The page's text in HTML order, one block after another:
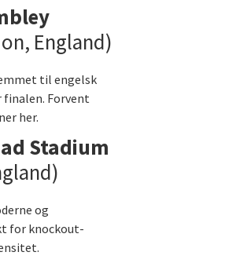
England)
til engelsk
Forvent
her.
Stadium
og
for knockout-